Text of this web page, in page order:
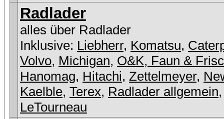
Radlader
alles über Radlader
Inklusive: Liebherr, Komatsu,
Volvo, Michigan, O&K, Faun &
Hanomag, Hitachi, Zettelmeyer,
Kaelble, Terex, Radlader allgemein,
LeTourneau